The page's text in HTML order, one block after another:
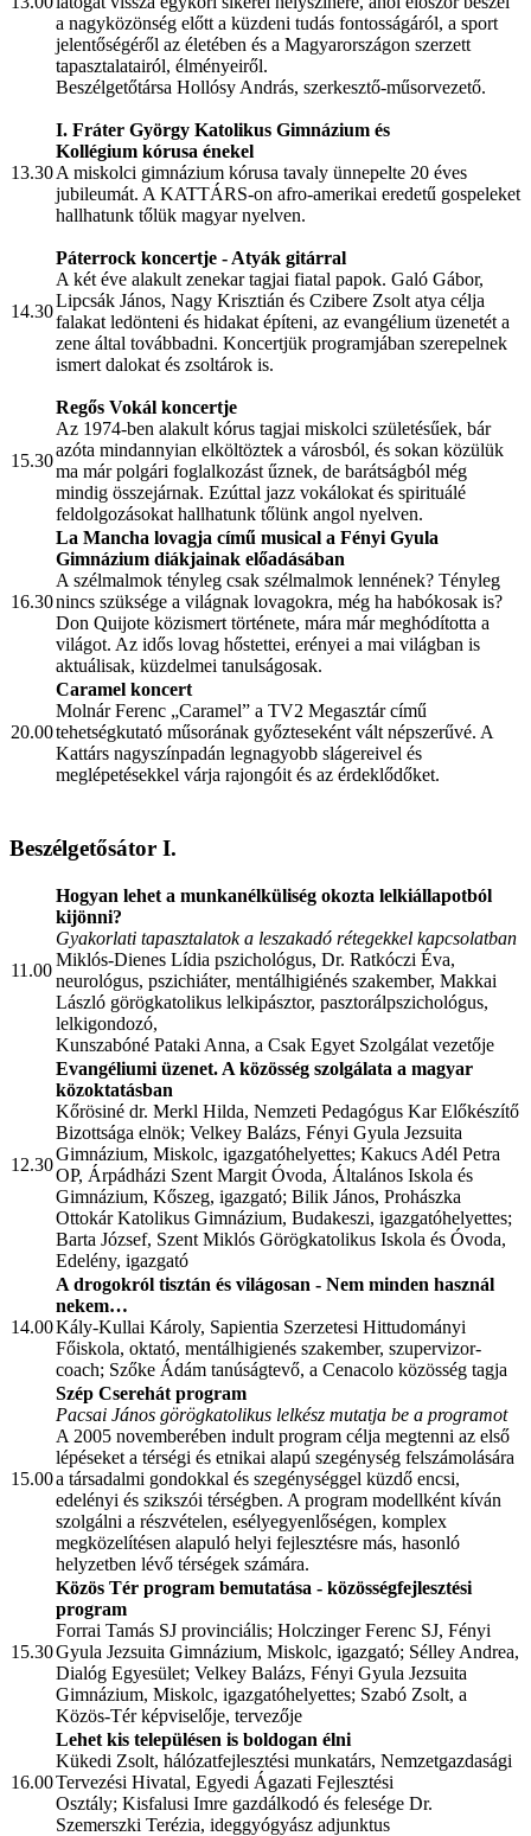
a nagyközönség előtt a küzdeni tudás fontosságáról, a sport
jelentőségéről az életében és a Magyarországon szerzett
tapasztalatairól, élményeiről.
Beszélgetőtársa Hollósy András, szerkesztő-műsorvezető.
13.30
I. Fráter György Katolikus Gimnázium és
Kollégium kórusa énekel
A miskolci gimnázium kórusa tavaly ünnepelte 20 éves
jubileumát. A KATTÁRS-on afro-amerikai eredetű gospeleket
hallhatunk tőlük magyar nyelven.
14.30
Páterrock koncertje - Atyák gitárral
A két éve alakult zenekar tagjai fiatal papok. Galó Gábor,
Lipcsák János, Nagy Krisztián és Czibere Zsolt atya célja
falakat ledönteni és hidakat építeni, az evangélium üzenetét a
zene által továbbadni. Koncertjük programjában szerepelnek
ismert dalokat és zsoltárok is.
15.30
Regős Vokál koncertje
Az 1974-ben alakult kórus tagjai miskolci születésűek, bár
azóta mindannyian elköltöztek a városból, és sokan közülük
ma már polgári foglalkozást űznek, de barátságból még
mindig összejárnak. Ezúttal jazz vokálokat és spirituálé
feldolgozásokat hallhatunk tőlünk angol nyelven.
16.30
La Mancha lovagja című musical a Fényi Gyula
Gimnázium diákjainak előadásában
A szélmalmok tényleg csak szélmalmok lennének? Tényleg
nincs szüksége a világnak lovagokra, még ha habókosak is?
Don Quijote közismert története, mára már meghódította a
világot. Az idős lovag hőstettei, erényei a mai világban is
aktuálisak, küzdelmei tanulságosak.
20.00
Caramel koncert
Molnár Ferenc „Caramel” a TV2 Megasztár című
tehetségkutató műsorának győzteseként vált népszerűvé. A
Kattárs nagyszínpadán legnagyobb slágereivel és
meglépetésekkel várja rajongóit és az érdeklődőket.
Beszélgetősátor I.
11.00
Hogyan lehet a munkanélküliség okozta lelkiállapotból
kijönni?
Gyakorlati tapasztalatok a leszakadó rétegekkel kapcsolatban
Miklós-Dienes Lídia pszichológus, Dr. Ratkóczi Éva,
neurológus, pszichiáter, mentálhigiénés szakember, Makkai
László görögkatolikus lelkipásztor, pasztorálpszichológus,
lelkigondozó,
Kunszabóné Pataki Anna, a Csak Egyet Szolgálat vezetője
12.30
Evangéliumi üzenet. A közösség szolgálata a magyar
közoktatásban
Kőrösiné dr. Merkl Hilda, Nemzeti Pedagógus Kar Előkészítő
Bizottsága elnök; Velkey Balázs, Fényi Gyula Jezsuita
Gimnázium, Miskolc, igazgatóhelyettes; Kakucs Adél Petra
OP, Árpádházi Szent Margit Óvoda, Általános Iskola és
Gimnázium, Kőszeg, igazgató; Bilik János, Prohászka
Ottokár Katolikus Gimnázium, Budakeszi, igazgatóhelyettes;
Barta József, Szent Miklós Görögkatolikus Iskola és Óvoda,
Edelény, igazgató
14.00
A drogokról tisztán és világosan - Nem minden használ
nekem…
Kály-Kullai Károly, Sapientia Szerzetesi Hittudományi
Főiskola, oktató, mentálhigienés szakember, szupervizor-
coach; Szőke Ádám tanúságtevő, a Cenacolo közösség tagja
15.00
Szép Cserehát program
Pacsai János görögkatolikus lelkész mutatja be a programot
A 2005 novemberében indult program célja megtenni az első
lépéseket a térségi és etnikai alapú szegénység felszámolására
a társadalmi gondokkal és szegénységgel küzdő encsi,
edelényi és szikszói térségben. A program modellként kíván
szolgálni a részvételen, esélyegyenlőségen, komplex
megközelítésen alapuló helyi fejlesztésre más, hasonló
helyzetben lévő térségek számára.
15.30
Közös Tér program bemutatása - közösségfejlesztési
program
Forrai Tamás SJ provinciális; Holczinger Ferenc SJ, Fényi
Gyula Jezsuita Gimnázium, Miskolc, igazgató; Sélley Andrea,
Dialóg Egyesület; Velkey Balázs, Fényi Gyula Jezsuita
Gimnázium, Miskolc, igazgatóhelyettes; Szabó Zsolt, a
Közös-Tér képviselője, tervezője
16.00
Lehet kis településen is boldogan élni
Kükedi Zsolt, hálózatfejlesztési munkatárs, Nemzetgazdasági
Tervezési Hivatal, Egyedi Ágazati Fejlesztési
Osztály; Kisfalusi Imre gazdálkodó és felesége Dr.
Szemerszki Terézia, ideggyógyász adjunktus